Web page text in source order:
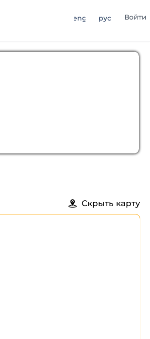
eng рус Войти
Скрыть карту